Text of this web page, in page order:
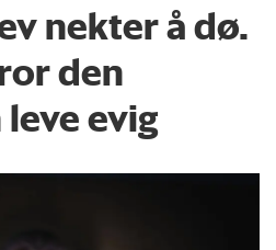
nekter å dø.
den
evig